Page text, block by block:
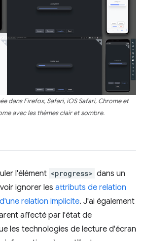
dans Firefox, Safari, iOS Safari, Chrome et
avec les thèmes clair et sombre.
l'élément <progress> dans un
ignorer les attributs de relation
relation implicite. J'ai également
affecté par l'état de
les technologies de lecture d'écran